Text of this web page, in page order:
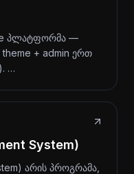
პლატფორმა —
+ admin ერთ
…
System)
არის პროგრამა,